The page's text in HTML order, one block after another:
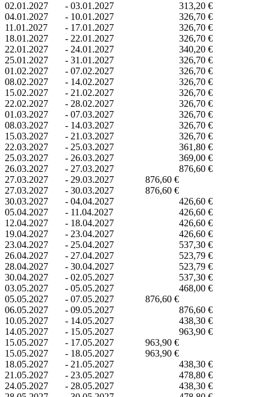
02.01.2027 - 03.01.2027
313,20 €
04.01.2027
- 10.01.2027
326,70 €
11.01.2027
- 17.01.2027
326,70 €
18.01.2027
- 22.01.2027
326,70 €
22.01.2027
- 24.01.2027
340,20 €
25.01.2027
- 31.01.2027
326,70 €
01.02.2027
- 07.02.2027
326,70 €
08.02.2027
- 14.02.2027
326,70 €
15.02.2027
- 21.02.2027
326,70 €
22.02.2027
- 28.02.2027
326,70 €
01.03.2027
- 07.03.2027
326,70 €
08.03.2027
- 14.03.2027
326,70 €
15.03.2027
- 21.03.2027
326,70 €
22.03.2027
- 25.03.2027
361,80 €
25.03.2027
- 26.03.2027
369,00 €
26.03.2027
- 27.03.2027
876,60 €
27.03.2027
- 29.03.2027
876,60 €
27.03.2027
- 30.03.2027
876,60 €
30.03.2027
- 04.04.2027
426,60 €
05.04.2027
- 11.04.2027
426,60 €
12.04.2027
- 18.04.2027
426,60 €
19.04.2027
- 23.04.2027
426,60 €
23.04.2027
- 25.04.2027
537,30 €
26.04.2027
- 27.04.2027
523,79 €
28.04.2027
- 30.04.2027
523,79 €
30.04.2027
- 02.05.2027
537,30 €
03.05.2027
- 05.05.2027
468,00 €
05.05.2027
- 07.05.2027
876,60 €
06.05.2027
- 09.05.2027
876,60 €
10.05.2027
- 14.05.2027
438,30 €
14.05.2027
- 15.05.2027
963,90 €
15.05.2027
- 17.05.2027
963,90 €
15.05.2027
- 18.05.2027
963,90 €
18.05.2027
- 21.05.2027
438,30 €
21.05.2027
- 23.05.2027
478,80 €
24.05.2027
- 28.05.2027
438,30 €